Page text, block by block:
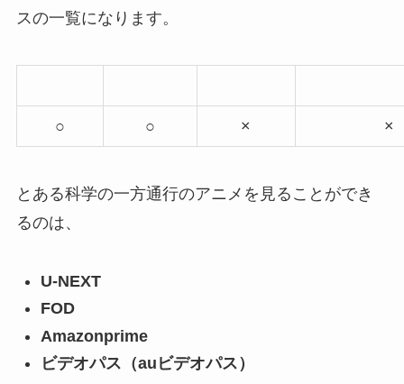
スの一覧になります。
○ ○ × ×
とある科学の一方通行のアニメを見ることができ
るのは、
U-NEXT
FOD
Amazonprime
ビデオパス（auビデオパス）